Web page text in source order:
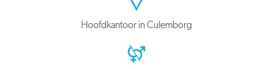
Hoofdkantoor in Culemborg